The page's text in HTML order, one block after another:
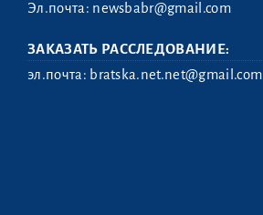
Эл.почта: newsbabr@gmail.com
ЗАКАЗАТЬ РАССЛЕДОВАНИЕ:
эл.почта: bratska.net.net@gmail.com